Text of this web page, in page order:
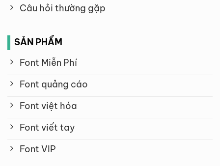
Câu hỏi thường gặp
SẢN PHẨM
Font Miễn Phí
Font quảng cáo
Font việt hóa
Font viết tay
Font VIP